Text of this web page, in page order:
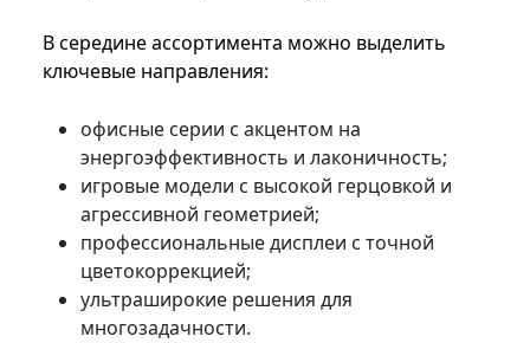
В середине ассортимента можно выделить
ключевые направления:
офисные серии с акцентом на
энергоэффективность и лаконичность;
игровые модели с высокой герцовкой и
агрессивной геометрией;
профессиональные дисплеи с точной
цветокоррекцией;
ультраширокие решения для
многозадачности.